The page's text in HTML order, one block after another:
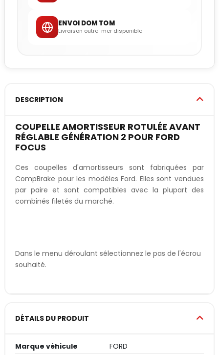
ENVOI DOM TOM
Livraison outre-mer disponible
DESCRIPTION
COUPELLE AMORTISSEUR ROTULÉE AVANT
RÉGLABLE GÉNÉRATION 2 POUR FORD
FOCUS
Ces coupelles d'amortisseurs sont fabriquées par
CompBrake pour les modèles Ford. Elles sont vendues
par paire et sont compatibles avec la plupart des
combinés filetés du marché.
Dans le menu déroulant sélectionnez le pas de l'écrou
souhaité.
DÉTAILS DU PRODUIT
Marque véhicule
FORD